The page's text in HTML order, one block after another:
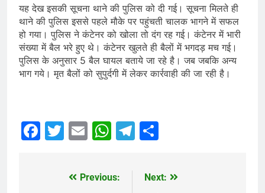
यह देख इसकी सूचना थाने की पुलिस को दी गई। सूचना मिलते ही
थाने की पुलिस इससे पहले मौके पर पहुंचती चालक भागने में सफल
हो गया। पुलिस ने कंटेनर को खोला तो दंग रह गई। कंटेनर में भारी
संख्या में बैल भरे हुए थे। कंटेनर खुलते ही बैलों में भगदड़ मच गई।
पुलिस के अनुसार 5 बैल घायल बताये जा रहे है। जब जबकि अन्य
भाग गये। मृत बैलों को सुपुर्दगी में लेकर कार्रवाही की जा रही है।
Facebook
Twitter
EmailWhatsApp
Telegram
Previous:
Next: